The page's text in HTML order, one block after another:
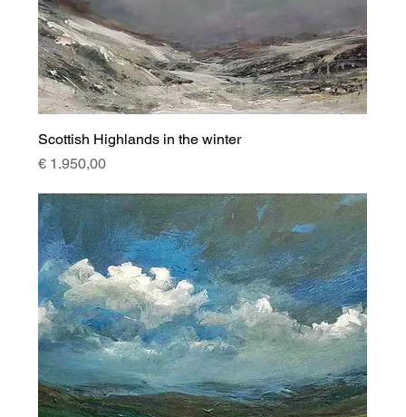
Scottish Highlands in the winter
Prijs
€ 1.950,00